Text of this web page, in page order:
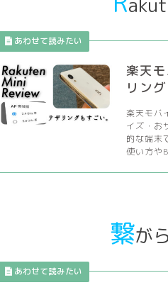
楽天
リン
楽天モバ
イズ・お
的な端末
使い方や
繋が